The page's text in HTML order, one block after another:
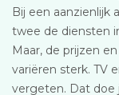
Bij een aanzienlijk
twee de diensten
Maar, de prijzen
variëren sterk. TV
vergeten. Dat doe